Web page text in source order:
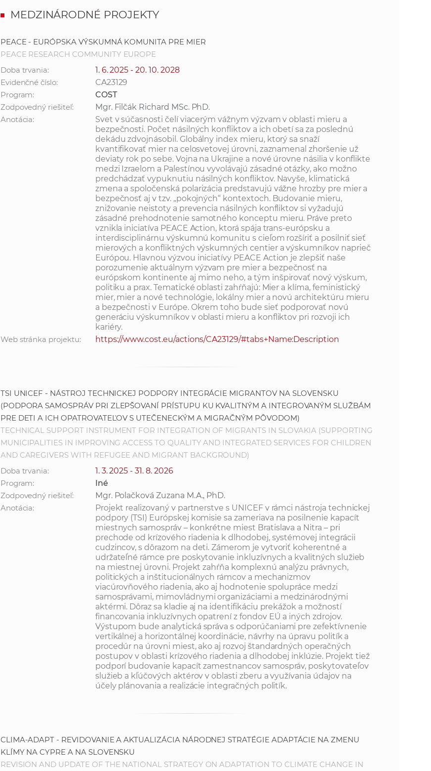
a
s
t
r
á
n
k
a
c
h
A
V
MEDZINÁRODNÉ PROJEKTY
PEACE - EURÓPSKA VÝSKUMNÁ KOMUNITA PRE MIER
PEACE RESEARCH COMMUNITY EUROPE
Doba trvania:
1. 6. 2025 - 20. 10. 2028
Evidenčné číslo:
CA23129
Program:
COST
Zodpovedný riešiteľ:
Mgr. Filčák Richard MSc. PhD.
Anotácia:
Svet v súčasnosti čelí viacerým vážnym výzvam v oblasti mieru a
bezpečnosti. Počet násilných konfliktov a ich obetí sa za poslednú
dekádu zdvojnásobil. Globálny index mieru, ktorý sa snaží
kvantifikovať mier na celosvetovej úrovni, zaznamenal zhoršenie už
deviaty rok po sebe. Vojna na Ukrajine a nové úrovne násilia v konflikte
medzi Izraelom a Palestínou vyvolávajú zásadné otázky, ako možno
predchádzať vypuknutiu násilných konfliktov. Navyše, klimatická
zmena a spoločenská polarizácia predstavujú vážne hrozby pre mier a
bezpečnosť aj v tzv. „pokojných“ kontextoch. Budovanie mieru,
znižovanie neistoty a prevencia násilných konfliktov si vyžadujú
zásadné prehodnotenie samotného konceptu mieru. Práve preto
vznikla iniciatíva PEACE Action, ktorá spája trans-európsku a
interdisciplinárnu výskumnú komunitu s cieľom rozšíriť a posilniť sieť
mierových a konfliktných výskumných centier a výskumníkov naprieč
Európou. Hlavnou výzvou iniciatívy PEACE Action je zlepšiť naše
porozumenie aktuálnym výzvam pre mier a bezpečnosť na
európskom kontinente aj mimo neho, a tým inšpirovať nový výskum,
politiku a prax. Tematické oblasti zahŕňajú: Mier a klíma, feministický
mier, mier a nové technológie, lokálny mier a novú architektúru mieru
a bezpečnosti v Európe. Okrem toho bude sieť podporovať novú
generáciu výskumníkov v oblasti mieru a konfliktov pri rozvoji ich
kariéry.
Web stránka projektu:
https://www.cost.eu/actions/CA23129/#tabs+Name:Description
TSI UNICEF - NÁSTROJ TECHNICKEJ PODPORY INTEGRÁCIE MIGRANTOV NA SLOVENSKU
(PODPORA SAMOSPRÁV PRI ZLEPŠOVANÍ PRÍSTUPU KU KVALITNÝM A INTEGROVANÝM SLUŽBÁM
PRE DETI A ICH OPATROVATEĽOV S UTEČENECKÝM A MIGRAČNÝM PÔVODOM)
TECHNICAL SUPPORT INSTRUMENT FOR INTEGRATION OF MIGRANTS IN SLOVAKIA (SUPPORTING
MUNICIPALITIES IN IMPROVING ACCESS TO QUALITY AND INTEGRATED SERVICES FOR CHILDREN
AND CAREGIVERS WITH REFUGEE AND MIGRANT BACKGROUND)
Doba trvania:
1. 3. 2025 - 31. 8. 2026
Program:
Iné
Zodpovedný riešiteľ:
Mgr. Polačková Zuzana M.A., PhD.
Anotácia:
Projekt realizovaný v partnerstve s UNICEF v rámci nástroja technickej
podpory (TSI) Európskej komisie sa zameriava na posilnenie kapacít
miestnych samospráv – konkrétne miest Bratislava a Nitra – pri
prechode od krízového riadenia k dlhodobej, systémovej integrácii
cudzincov, s dôrazom na deti. Zámerom je vytvoriť koherentné a
udržateľné rámce pre poskytovanie inkluzívnych a kvalitných služieb
na miestnej úrovni. Projekt zahŕňa komplexnú analýzu právnych,
politických a inštitucionálnych rámcov a mechanizmov
viacúrovňového riadenia, ako aj hodnotenie spolupráce medzi
samosprávami, mimovládnymi organizáciami a medzinárodnými
aktérmi. Dôraz sa kladie aj na identifikáciu prekážok a možností
financovania inkluzívnych opatrení z fondov EÚ a iných zdrojov.
Výstupom bude analytická správa s odporúčaniami pre zefektívnenie
vertikálnej a horizontálnej koordinácie, návrhy na úpravu politík a
procedúr na úrovni miest, ako aj rozvoj štandardných operačných
postupov v oblasti krízového riadenia a dlhodobej inklúzie. Projekt tiež
podporí budovanie kapacít zamestnancov samospráv, poskytovateľov
služieb a kľúčových aktérov v oblasti zberu a využívania údajov na
účely plánovania a realizácie integračných politík.
CLIMA-ADAPT - REVIDOVANIE A AKTUALIZÁCIA NÁRODNEJ STRATÉGIE ADAPTÁCIE NA ZMENU
KLÍMY NA CYPRE A NA SLOVENSKU
REVISION AND UPDATE OF THE NATIONAL STRATEGY ON ADAPTATION TO CLIMATE CHANGE IN